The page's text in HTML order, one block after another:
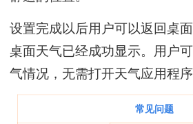
设置完成以后用户可以返回桌
桌面天气已经成功显示。用户
气情况，无需打开天气应用程序
常见问题